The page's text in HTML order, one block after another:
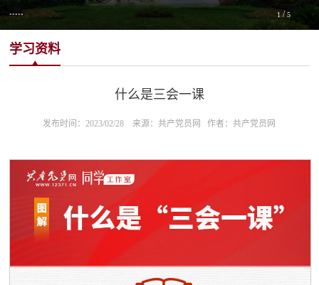
..... 1/5
学习资料
什么是三会一课
发布时间：2023/02/28 来源：共产党员网 作者：共产党员网